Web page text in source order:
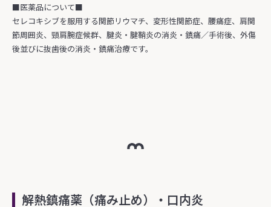
■医薬品について■
セレコキシブを服用する関節リウマチ、変形性関節症、腰痛症、肩関
節周囲炎、頸肩腕症候群、腱炎・腱鞘炎の消炎・鎮痛／手術後、外傷
後並びに抜歯後の消炎・鎮痛治療です。
解熱鎮痛薬（痛み止め）・口内炎